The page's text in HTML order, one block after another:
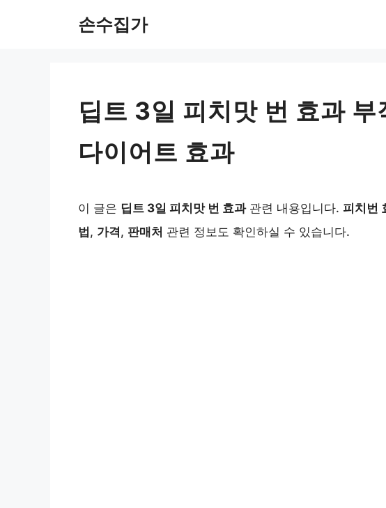
손수집가
딥트 3일 피치맛 번 효과
다이어트 효과
이 글은 딥트 3일 피치맛 번 효과관련 내용입니다. 피치번
법 , 가격, 판매처 관련 정보도 확인하실 수 있습니다.